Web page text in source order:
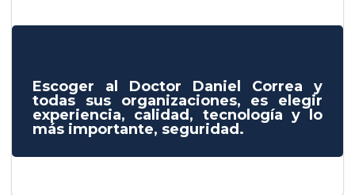
Escoger al Doctor Daniel Correa y
todas sus organizaciones, es elegir
experiencia, calidad, tecnología y lo
más importante, seguridad.